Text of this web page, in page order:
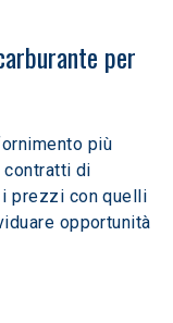
per
più
di
prezzi con quelli
opportunità